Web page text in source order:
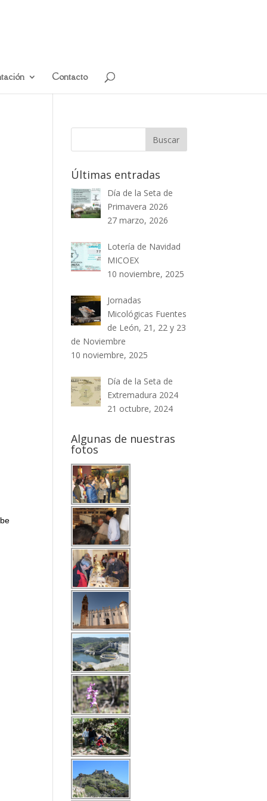
Contacto
Últimas entradas
Día de la Seta de
Primavera 2026
27 marzo, 2026
Lotería de Navidad
MICOEX
10 noviembre, 2025
Jornadas
Micológicas Fuentes
de León, 21, 22 y 23
de Noviembre
10 noviembre, 2025
Día de la Seta de
Extremadura 2024
21 octubre, 2024
Algunas de nuestras
fotos